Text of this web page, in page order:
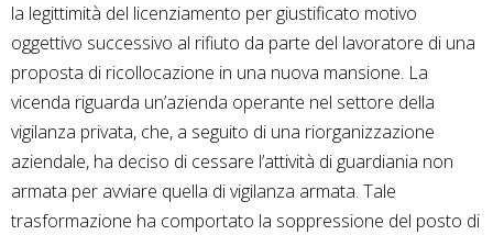
la legittimità del licenziamento per giustificato motivo
oggettivo successivo al rifiuto da parte del lavoratore di una
proposta di ricollocazione in una nuova mansione. La
vicenda riguarda un’azienda operante nel settore della
vigilanza privata, che, a seguito di una riorganizzazione
aziendale, ha deciso di cessare l’attività di guardiania non
armata per avviare quella di vigilanza armata. Tale
trasformazione ha comportato la soppressione del posto di